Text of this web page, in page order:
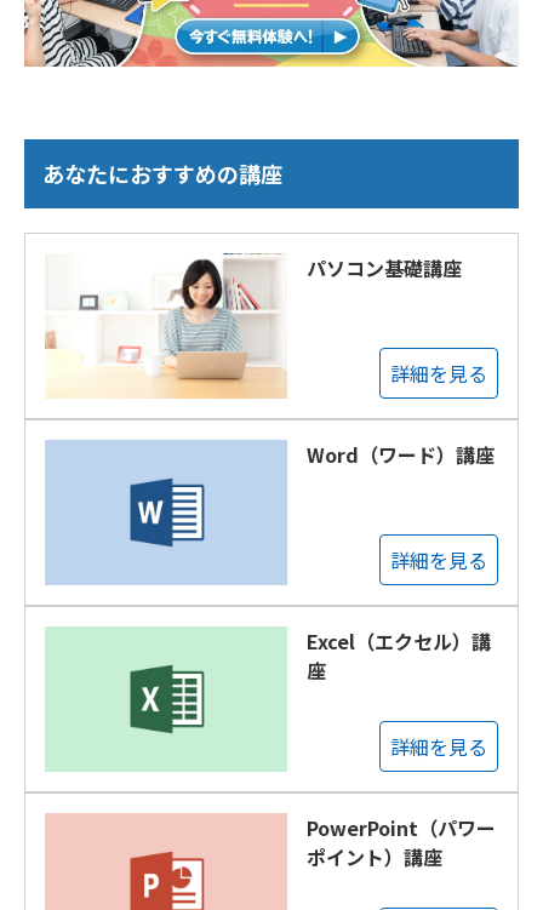
あなたにおすすめの講座
パソコン基礎講座
詳細を見る
Word（ワード）講座
詳細を見る
Excel（エクセル）講
座
詳細を見る
PowerPoint（パワー
ポイント）講座